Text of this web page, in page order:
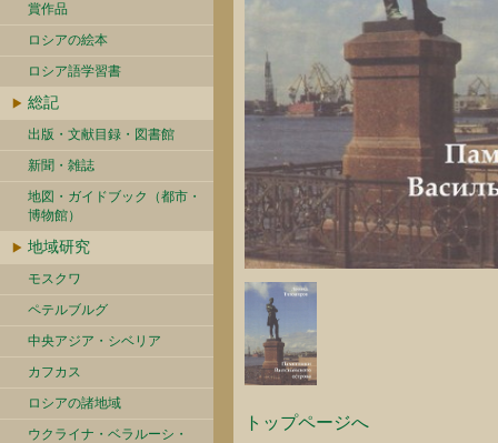
賞作品
ロシアの絵本
ロシア語学習書
総記
出版・文献目録・図書館
新聞・雑誌
地図・ガイドブック（都市・
博物館）
地域研究
モスクワ
ペテルブルグ
中央アジア・シベリア
カフカス
ロシアの諸地域
ウクライナ・ベラルーシ・
トップページへ